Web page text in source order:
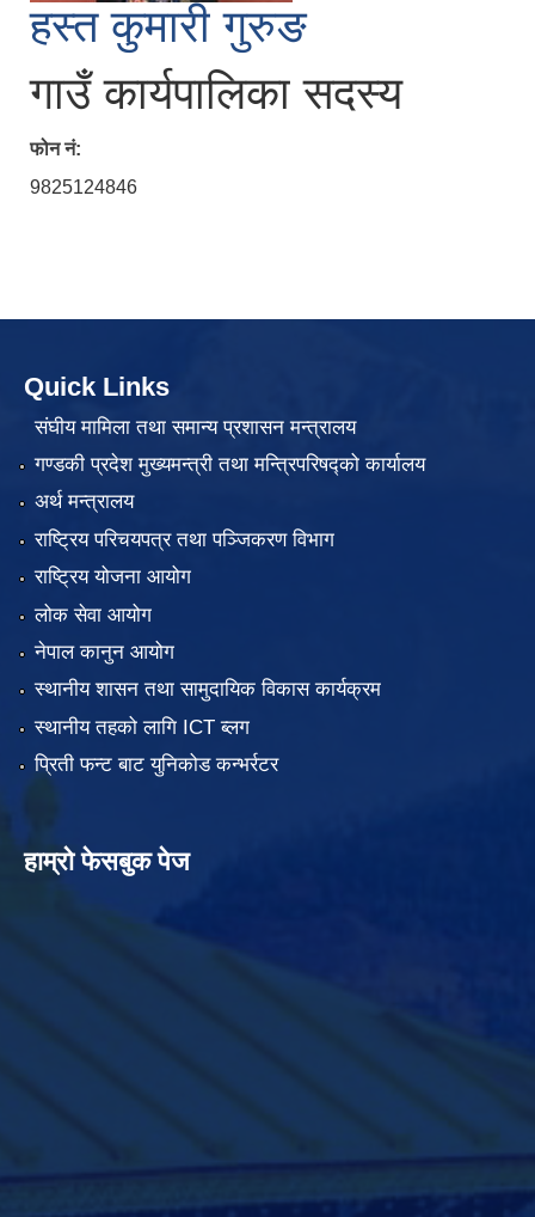
हस्त कुमारी गुरुङ
गाउँ कार्यपालिका सदस्य
फोन नं:
9825124846
Quick Links
संघीय मामिला तथा समान्य प्रशासन मन्त्रालय
गण्डकी प्रदेश मुख्यमन्त्री तथा मन्त्रिपरिषद्को कार्यालय
अर्थ मन्त्रालय
राष्ट्रिय परिचयपत्र तथा पञ्जिकरण विभाग
राष्ट्रिय योजना आयोग
लोक सेवा आयोग
नेपाल कानुन आयोग
स्थानीय शासन तथा सामुदायिक विकास कार्यक्रम
स्थानीय तहको लागि ICT ब्लग
प्रिती फन्ट बाट युनिकोड कन्भर्रटर
हाम्रो फेसबुक पेज